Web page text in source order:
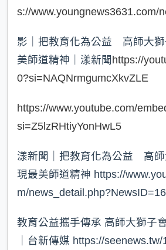
s://www.youngnews3631.com/
影｜把教育化為公益 高師大獅
美師道精神｜漾新聞 https://
0?si=NAQNrmgumcXkvZLE
https://www.youtube.com/
si=Z5lzRHtiyYonHwL5
漾新聞｜把教育化為公益 高師
現最美師道精神 https://
m/
教育公益攜手傳承 高師大獅子
｜台新傳媒 https://